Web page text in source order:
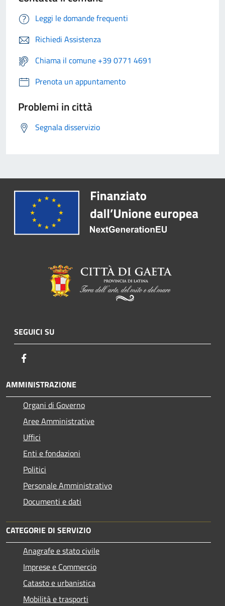
Leggi le domande frequenti
Richiedi Assistenza
Chiama il comune +39 0771 4691
Prenota un appuntamento
Problemi in città
Segnala disservizio
SEGUICI SU
AMMINISTRAZIONE
Organi di Governo
Aree Amministrative
Uffici
Enti e fondazioni
Politici
Personale Amministrativo
Documenti e dati
CATEGORIE DI SERVIZIO
Anagrafe e stato civile
Imprese e Commercio
Catasto e urbanistica
Mobilità e trasporti